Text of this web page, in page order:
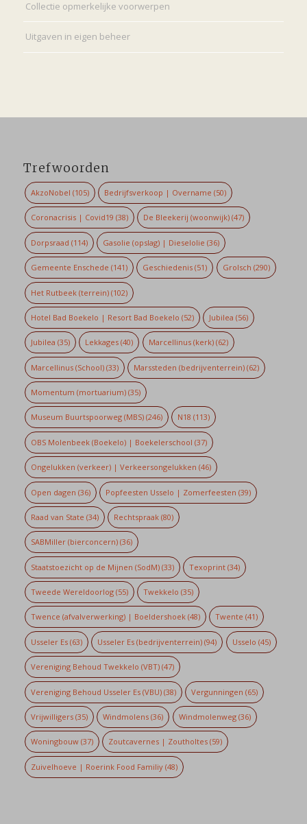
Collectie opmerkelijke voorwerpen
Uitgaven in eigen beheer
Trefwoorden
AkzoNobel (105) Bedrijfsverkoop | Overname (50)
Coronacrisis | Covid19 (38) De Bleekerij (woonwijk) (47)
Dorpsraad (114) Gasolie (opslag) | Dieselolie (36)
Gemeente Enschede (141) Geschiedenis (51) Grolsch (290)
Het Rutbeek (terrein)(102)
Hotel Bad Boekelo | Resort Bad Boekelo (52) Jubilea (56)
Jubilea (35) Lekkages (40) Marcellinus (kerk)(62)
Marcellinus (School)(33) Marssteden (bedrijventerrein) (62)
Momentum (mortuarium)(35)
Museum Buurtspoorweg (MBS)(246) N18 (113)
OBS Molenbeek (Boekelo) | Boekelerschool (37)
Ongelukken (verkeer) | Verkeersongelukken (46)
Open dagen (36) Popfeesten Usselo | Zomerfeesten (39)
Raad van State (34) Rechtspraak (80)
SABMiller (bierconcern)(36)
Staatstoezicht op de Mijnen (SodM)(33) Texoprint (34)
Tweede Wereldoorlog(55) Twekkelo (35)
Twence (afvalverwerking) | Boeldershoek(48) Twente (41)
Usseler Es(63) Usseler Es (bedrijventerrein) (94) Usselo (45)
Vereniging Behoud Twekkelo (VBT)(47)
Vereniging Behoud Usseler Es (VBU)(38) Vergunningen (65)
Vrijwilligers(35) Windmolens (36) Windmolenweg(36)
Woningbouw(37) Zoutcavernes | Zoutholtes (59)
Zuivelhoeve | Roerink Food Familiy(48)